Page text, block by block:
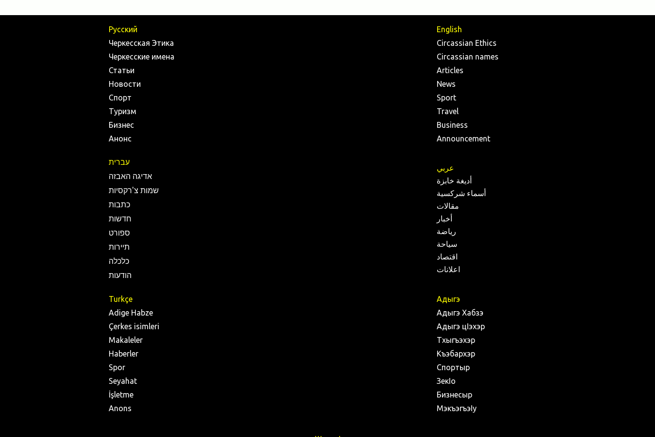
Русский
Черкесская Этика
Черкесские имена
Статьи
Новости
Спорт
Туризм
Бизнес
Анонс
English
Circassian Ethics
Circassian names
Articles
News
Sport
Travel
Business
Announcement
עברית
אדיגה האבזה
שמות צ'רקסיות
כתבות
חדשות
ספורט
תיירות
כלכלה
הודעות
عربي
أديغة خابزة
أسماء شركسية
مقالات
أخبار
رياضة
سياحة
اقتصاد
اعلانات
Turkçe
Adige Habze
Çerkes isimleri
Makaleler
Haberler
Spor
Seyahat
İşletme
Anons
Адыгэ
Адыгэ Хабзэ
Адыгэ цIэхэр
Тхыгъэхэр
Къэбархэр
Спортыр
ЗекIо
Бизнесыр
МэкъэгъэIу